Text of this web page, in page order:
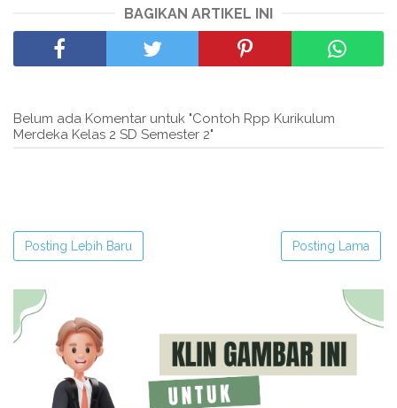
BAGIKAN ARTIKEL INI
Belum ada Komentar untuk "Contoh Rpp Kurikulum
Merdeka Kelas 2 SD Semester 2"
Posting Lebih Baru Posting Lama